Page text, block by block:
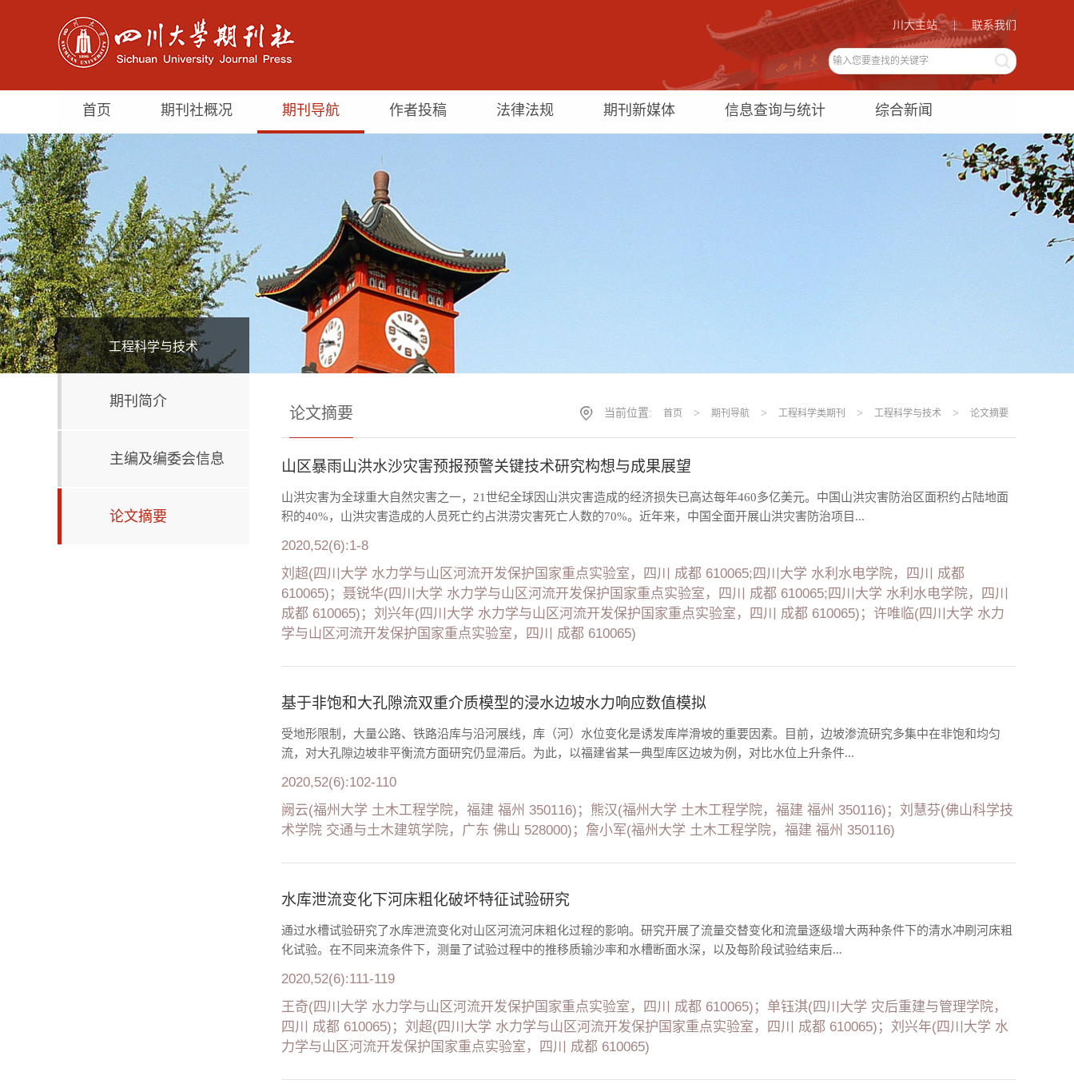
联系我们
川大主站 |
首页 期刊社概况 期刊导航 作者投稿 法律法规 期刊新媒体 信息查询与统计 综合新闻
工程科学与技术
期刊简介
主编及编委会信息
论文摘要
论文摘要 当前位置: 首页 > 期刊导航 > 工程科学类期刊 > 工程科学与技术 > 论文摘要
山区暴雨山洪水沙灾害预报预警关键技术研究构想与成果展望
山洪灾害为全球重大自然灾害之一，21世纪全球因山洪灾害造成的经济损失已高达每年460多亿美元。中国山洪灾害防治区面积约占陆地面
积的40%，山洪灾害造成的人员死亡约占洪涝灾害死亡人数的70%。近年来，中国全面开展山洪灾害防治项目...
2020,52(6):1-8
刘超(四川大学 水力学与山区河流开发保护国家重点实验室，四川 成都 610065;四川大学 水利水电学院，四川 成都
610065)；聂锐华(四川大学 水力学与山区河流开发保护国家重点实验室，四川 成都 610065;四川大学 水利水电学院，四川
成都 610065)；刘兴年(四川大学 水力学与山区河流开发保护国家重点实验室，四川 成都 610065)；许唯临(四川大学 水力
学与山区河流开发保护国家重点实验室，四川 成都 610065)
基于非饱和大孔隙流双重介质模型的浸水边坡水力响应数值模拟
受地形限制，大量公路、铁路沿库与沿河展线，库（河）水位变化是诱发库岸滑坡的重要因素。目前，边坡渗流研究多集中在非饱和均匀
流，对大孔隙边坡非平衡流方面研究仍显滞后。为此，以福建省某一典型库区边坡为例，对比水位上升条件...
2020,52(6):102-110
阙云(福州大学 土木工程学院，福建 福州 350116)；熊汉(福州大学 土木工程学院，福建 福州 350116)；刘慧芬(佛山科学技
术学院 交通与土木建筑学院，广东 佛山 528000)；詹小军(福州大学 土木工程学院，福建 福州 350116)
水库泄流变化下河床粗化破坏特征试验研究
通过水槽试验研究了水库泄流变化对山区河流河床粗化过程的影响。研究开展了流量交替变化和流量逐级增大两种条件下的清水冲刷河床粗
化试验。在不同来流条件下，测量了试验过程中的推移质输沙率和水槽断面水深，以及每阶段试验结束后...
2020,52(6):111-119
王奇(四川大学 水力学与山区河流开发保护国家重点实验室，四川 成都 610065)；单钰淇(四川大学 灾后重建与管理学院，
四川 成都 610065)；刘超(四川大学 水力学与山区河流开发保护国家重点实验室，四川 成都 610065)；刘兴年(四川大学 水
力学与山区河流开发保护国家重点实验室，四川 成都 610065)